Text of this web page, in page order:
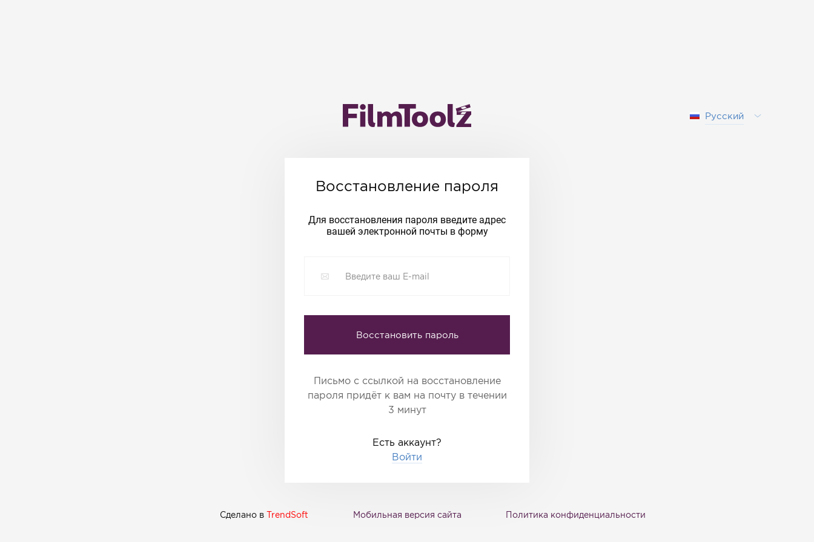
Русский
Восстановление пароля
Для восстановления пароля введите адрес
вашей электронной почты в форму
Восстановить пароль
Письмо с ссылкой на восстановление
пароля придёт к вам на почту в течении
3 минут
Есть аккаунт?
Войти
Сделано в TrendSoft Мобильная версия сайта Политика конфиденциальности